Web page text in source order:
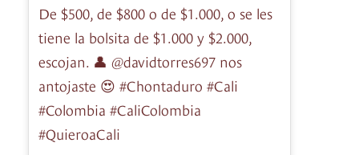
De $500, de $800 o de $1.000, o se les
tiene la bolsita de $1.000 y $2.000,
escojan. 👤 @davidtorres697 nos
antojaste 😍 #Chontaduro #Cali
#Colombia #CaliColombia
#QuieroaCali